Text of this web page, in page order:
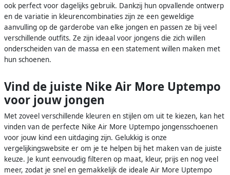
ook perfect voor dagelijks gebruik. Dankzij hun opvallende ontwerp
en de variatie in kleurencombinaties zijn ze een geweldige
aanvulling op de garderobe van elke jongen en passen ze bij veel
verschillende outfits. Ze zijn ideaal voor jongens die zich willen
onderscheiden van de massa en een statement willen maken met
hun schoenen.
Vind de juiste Nike Air More Uptempo
voor jouw jongen
Met zoveel verschillende kleuren en stijlen om uit te kiezen, kan het
vinden van de perfecte Nike Air More Uptempo jongensschoenen
voor jouw kind een uitdaging zijn. Gelukkig is onze
vergelijkingswebsite er om je te helpen bij het maken van de juiste
keuze. Je kunt eenvoudig filteren op maat, kleur, prijs en nog veel
meer, zodat je snel en gemakkelijk de ideale Air More Uptempo